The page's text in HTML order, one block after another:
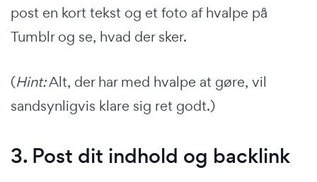
post en kort tekst og et foto af hvalpe på
Tumblr og se, hvad der sker.
(Hint:Alt, der har med hvalpe at gøre, vil
sandsynligvis klare sig ret godt.)
3. Post dit indhold og backlink